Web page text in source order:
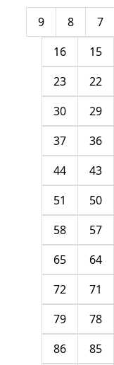
7
8
9
15
16
22
23
29
30
36
37
43
44
50
51
57
58
64
65
71
72
78
79
85
86